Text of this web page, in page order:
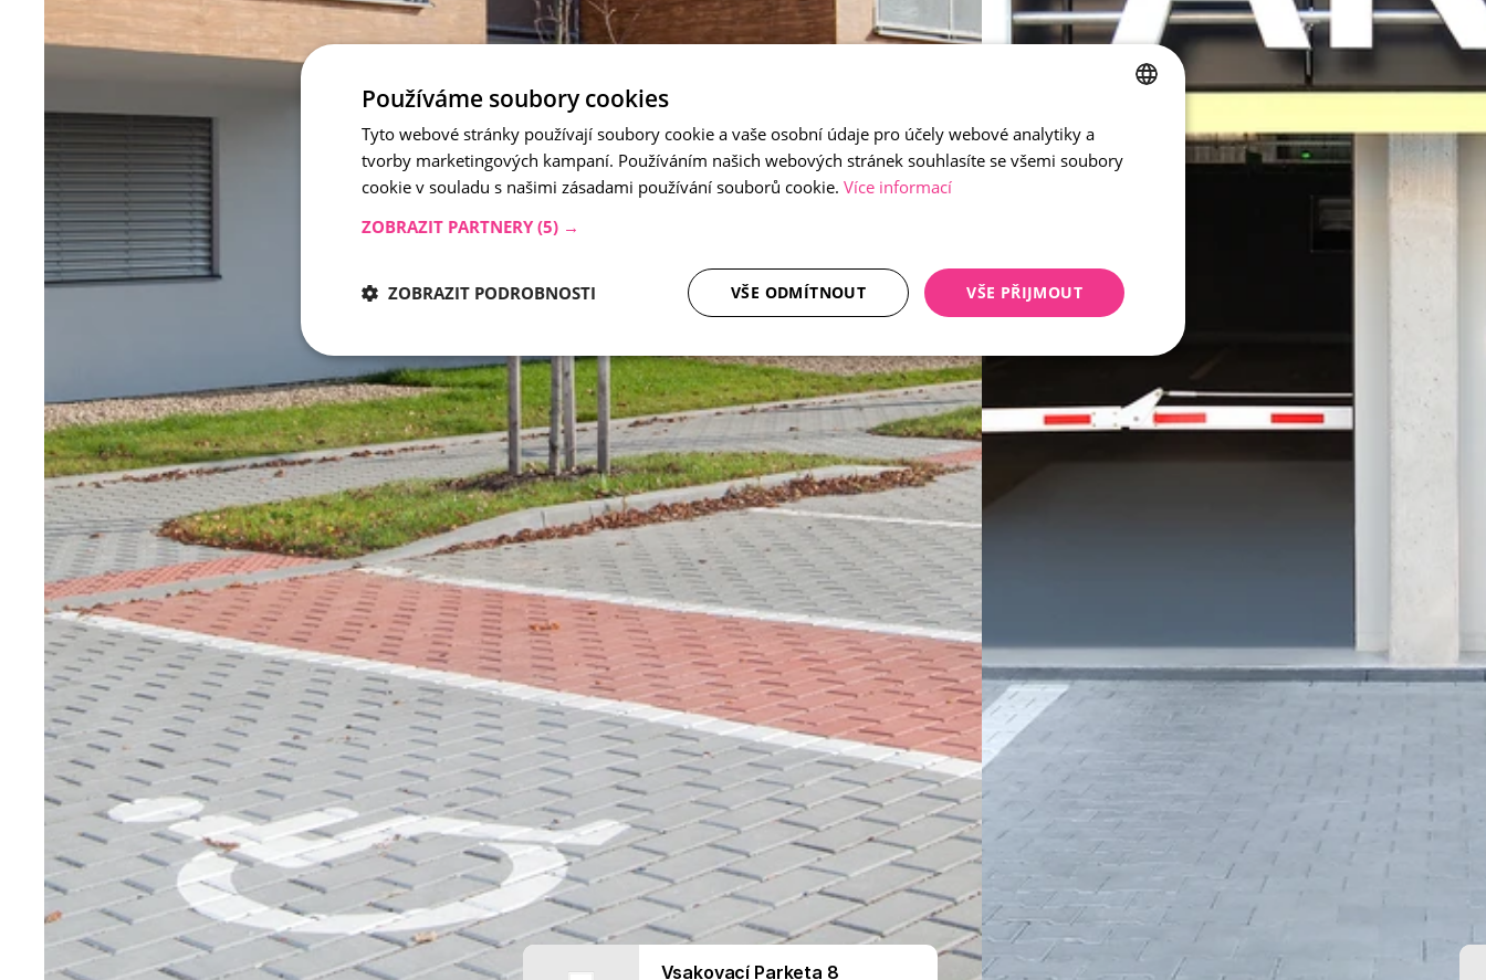
Vsakovací Parketa 8
CZECH
ENGLISH
Používáme soubory cookies
Tyto webové stránky používají soubory cookie a vaše osobní údaje pro účely webové analytiky a
tvorby marketingových kampaní. Používáním našich webových stránek souhlasíte se všemi soubory
cookie v souladu s našimi zásadami používání souborů cookie. Více informací
ZOBRAZIT PARTNERY (5) →
VŠE PŘIJMOUT
VŠE ODMÍTNOUT
ZOBRAZIT PODROBNOSTI
Nezbytně nutné soubory Analytika Marketing
Nezbytně nutné soubory Analytika Marketing
Nezbytně nutné soubory cookie umožňují základní funkce webových stránek, jako je přihlášení uživatele a správa účtu. Webové
stránky nelze bez nezbytně nutných souborů cookie správně používat.
Název
Poskytovatel /
Doména
Vyprší Popis
CookieScriptConsent
CookieScript
.ferobet.cz
5 měsíců
4 týdny
Tento soubor cookie používá služba Cookie-Script.com k
zapamatování předvoleb souhlasu se soubory cookie
návštěvníků. Je nutné, aby banner cookie Cookie-Script.com
fungoval správně.
laravel_session
Laravel LLC
plotova-
kalkulacka.ferobet.cz
Zavřením
prohlížeče
Interně laravel používá laravel_session k identifikaci instance
relace pro uživatele
udid .ferobet.cz
4 týdny 2
Tento cookie se používá k jedinečné identifikaci zařízení, která
mají přístup k webové stránce, aby sledovala používání a zlepšila
uživatelskou zkušenost.
XSRF-TOKEN
plotova-
kalkulacka.ferobet.cz
Tento soubor cookie je napsán, aby pomohl se zabezpečením
stránek při prevenci útoků padělání mezi weby.
Název Vyprší Popis
Zásadách ochrany osobních údajů společnosti Google.